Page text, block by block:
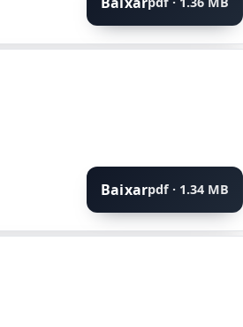
Baixarpdf · 1.34 MB